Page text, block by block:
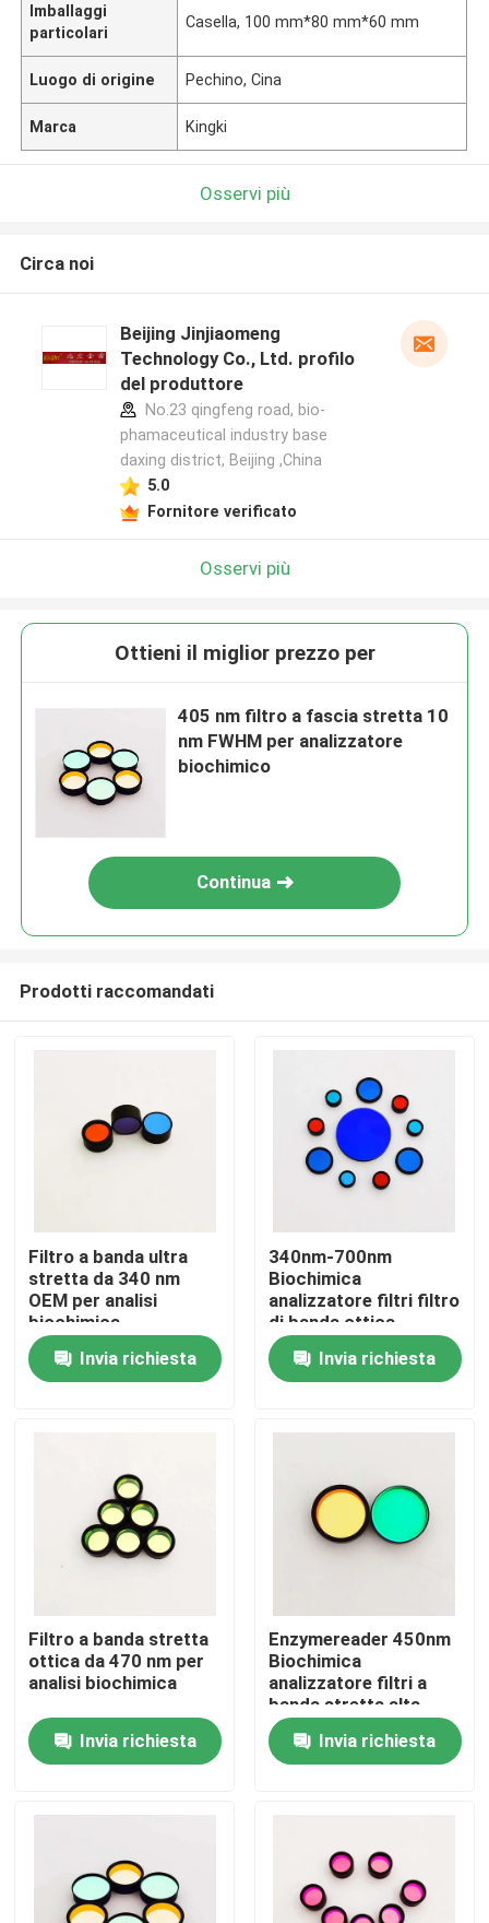
Casa
Prodotti
Chi siamo
Fatory Tour
Controllo di qualità
Filtro a banda fluorescente
Imballaggi
particolari
Casella, 100 mm*80 mm*60 mm
Luogo di origine Pechino, Cina
Marca Kingki
Osservi più
Circa noi
Beijing Jinjiaomeng
Technology Co., Ltd. profilo
del produttore
No.23 qingfeng road, bio-
phamaceutical industry base
daxing district, Beijing ,China
5.0
Fornitore verificato
Osservi più
Ottieni il miglior prezzo per
405 nm filtro a fascia stretta 10
nm FWHM per analizzatore
biochimico
Continua
Prodotti raccomandati
Filtro a banda ultra
stretta da 340 nm
OEM per analisi
biochimica
Invia richiesta
340nm-700nm
Biochimica
analizzatore filtri filtro
di banda ottica
Invia richiesta
Filtro a banda stretta
ottica da 470 nm per
analisi biochimica
Invia richiesta
Enzymereader 450nm
Biochimica
analizzatore filtri a
banda stretta alta
trasmittanza
Invia richiesta